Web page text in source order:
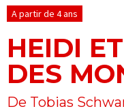
A partir de 4 ans
HEIDI
DES
De Tobias